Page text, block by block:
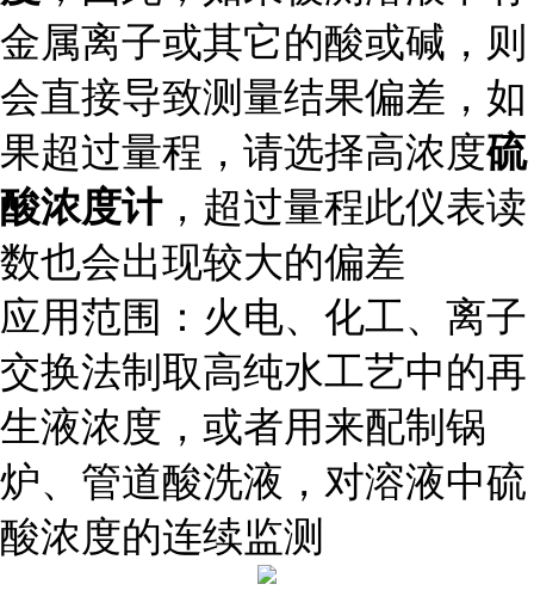
金属离子或其它的酸或碱，则
会直接导致测量结果偏差，如
果超过量程，请选择高浓度硫
酸浓度计，超过量程此仪表读
数也会出现较大的偏差
应用范围：火电、化工、离子
交换法制取高纯水工艺中的再
生液浓度，或者用来配制锅
炉、管道酸洗液，对溶液中硫
酸浓度的连续监测